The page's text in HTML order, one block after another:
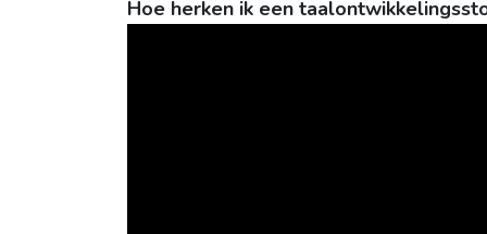
Hoe herken ik een